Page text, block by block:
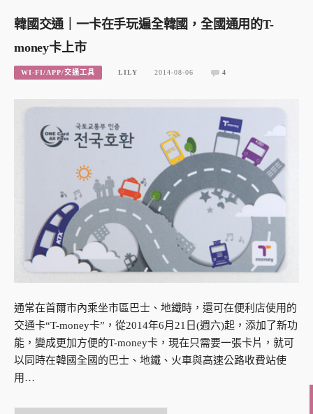
韓國交通｜一卡在手玩遍全韓國，全國通用的T-
money卡上市
WI-FI/APP/交通工具 LILY 2014-08-06 4
通常在首爾市內乘坐市區巴士、地鐵時，還可在便利店使用的
交通卡“T-money卡”，從2014年6月21日(週六)起，添加了新功
能，變成更加方便的T-money卡，現在只需要一張卡片，就可
以同時在韓國全國的巴士、地鐵、火車與高速公路收費站使
用…